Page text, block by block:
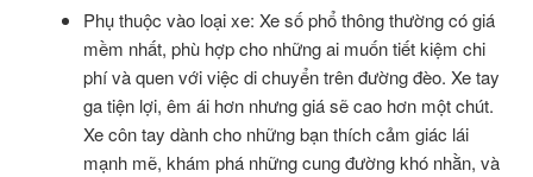
Phụ thuộc vào loại xe: Xe số phổ thông thường có giá
mềm nhất, phù hợp cho những ai muốn tiết kiệm chi
phí và quen với việc di chuyển trên đường đèo. Xe tay
ga tiện lợi, êm ái hơn nhưng giá sẽ cao hơn một chút.
Xe côn tay dành cho những bạn thích cảm giác lái
mạnh mẽ, khám phá những cung đường khó nhằn, và